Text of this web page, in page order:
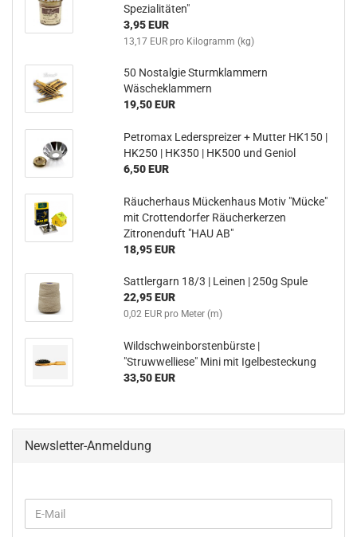
Spezialitäten"
3,95 EUR
13,17 EUR pro Kilogramm (kg)
50 Nostalgie Sturmklammern
Wäscheklammern
19,50 EUR
Petromax Lederspreizer + Mutter HK150 |
HK250 | HK350 | HK500 und Geniol
6,50 EUR
Räucherhaus Mückenhaus Motiv "Mücke"
mit Crottendorfer Räucherkerzen
Zitronenduft "HAU AB"
18,95 EUR
Sattlergarn 18/3 | Leinen | 250g Spule
22,95 EUR
0,02 EUR pro Meter (m)
Wildschweinborstenbürste |
"Struwwelliese" Mini mit Igelbesteckung
33,50 EUR
Newsletter-Anmeldung
ZUR
E-
Mail